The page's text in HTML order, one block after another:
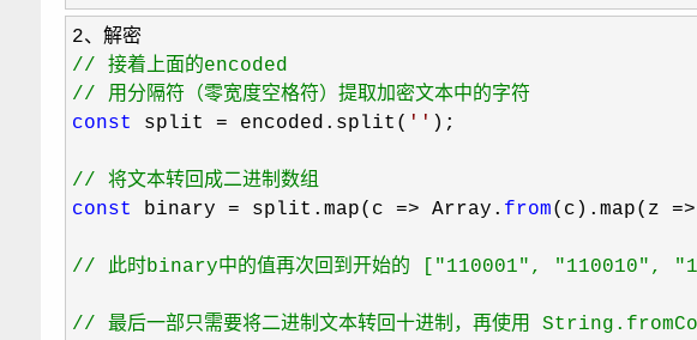
//
// 用分隔符（零宽度空格符）提取加密文本中的字符
const split = encoded.split( ' ' );
// 将文本转回成二进制数组
const binary = split.map(c => Array. from(c).map(z
// 此时binary中的值再次回到开始的 ["110001", "110010",
// 最后一部只需要将二进制文本转回十进制，再使用